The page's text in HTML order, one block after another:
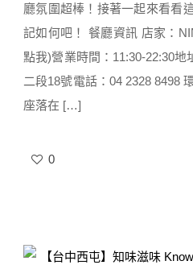
廳氛圍超棒！接著一起來看看
記如何吧！ 餐廳資訊 店家：
點我)營業時間：11:30-22:30
二段18號電話：04 2328 8498
座落在 […]
0